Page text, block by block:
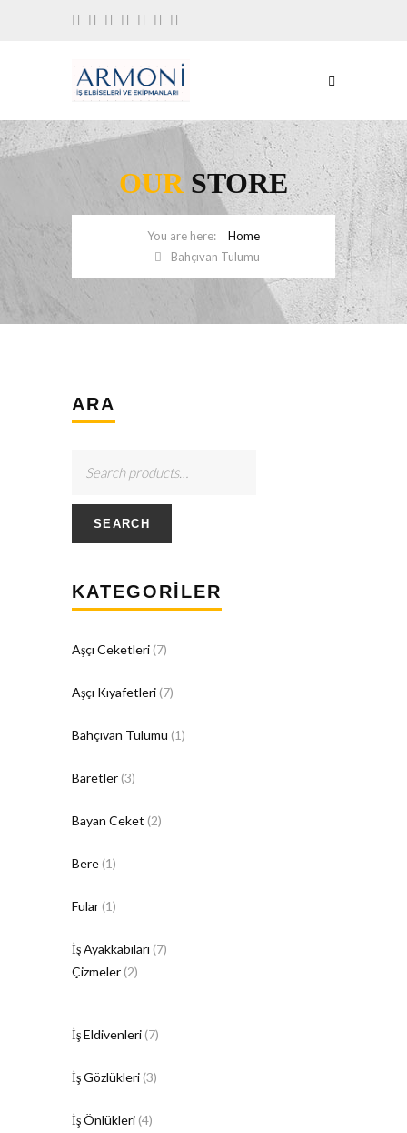
OUR STORE
Home
Bahçıvan Tulumu
ARA
SEARCH
KATEGORILER
Aşçı Ceketleri (7)
Aşçı Kıyafetleri (7)
Bahçıvan Tulumu (1)
Baretler (3)
Bayan Ceket (2)
Bere (1)
Fular (1)
İş Ayakkabıları (7)
Çizmeler (2)
İş Eldivenleri (7)
İş Gözlükleri (3)
İş Önlükleri (4)